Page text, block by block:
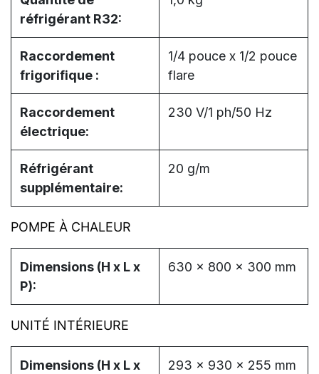
réfrigérant R32:
Raccordement
frigorifique :
1/4 pouce x 1/2 pouce
flare
Raccordement
électrique:
230 V/1 ph/50 Hz
Réfrigérant
supplémentaire:
20 g/m
POMPE À CHALEUR
Dimensions (H x L x
P):
630 x 800 x 300 mm
UNITÉ INTÉRIEURE
Dimensions (H x L x
293 x 930 x 255 mm